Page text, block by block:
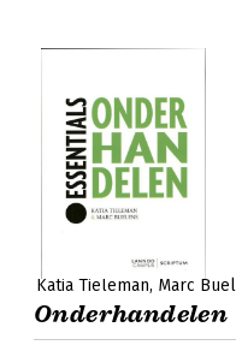
Katia Tieleman Marc
Onderhandelen